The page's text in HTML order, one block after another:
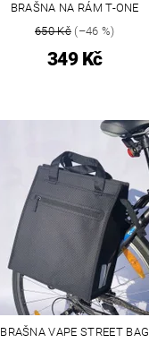
BRAŠNA NA RÁM T-ONE
650 Kč(–46 %)
349 Kč
BRAŠNA VAPE STREET BAG